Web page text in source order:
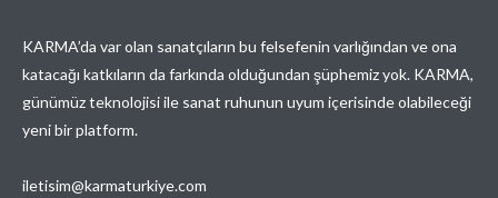
KARMA’da var olan sanatçıların bu felsefenin varlığından ve ona
katacağı katkıların da farkında olduğundan şüphemiz yok. KARMA,
günümüz teknolojisi ile sanat ruhunun uyum içerisinde olabileceği
yeni bir platform.
iletisim@karmaturkiye.com